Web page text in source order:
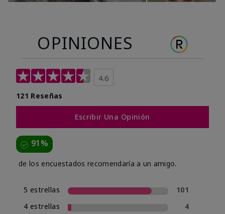
OPINIONES
4.6
121 Reseñas
Escribir Una Opinión
91%
de los encuestados recomendaría a un amigo.
5 estrellas
101
4 estrellas
4